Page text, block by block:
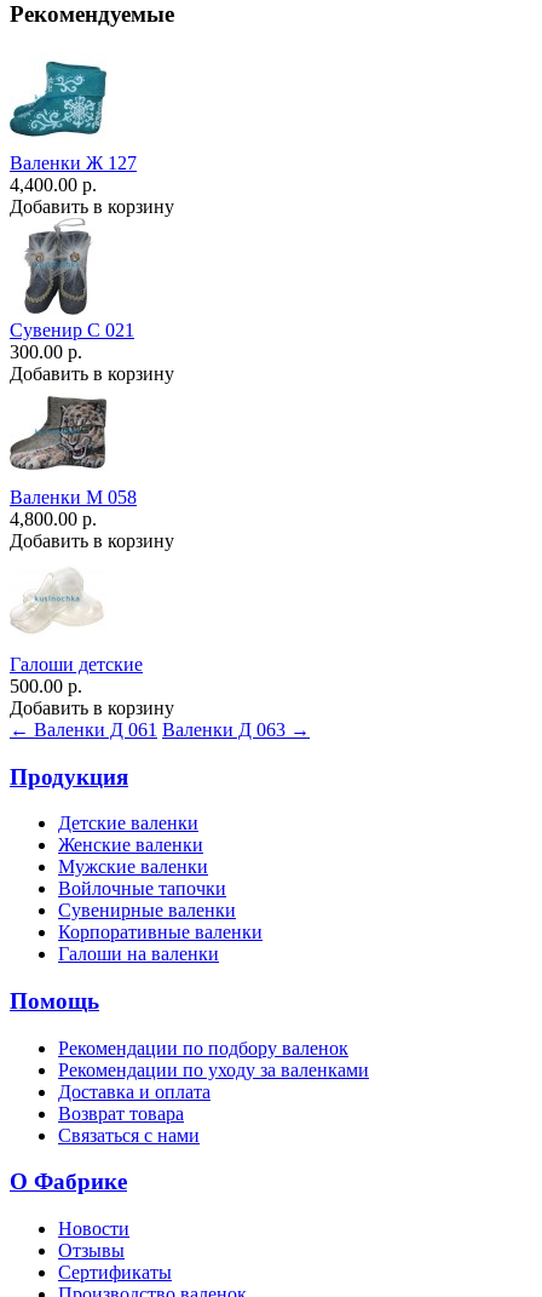
Рекомендуемые
Валенки Ж 127
4,400.00 р.
Добавить в корзину
Сувенир С 021
300.00 р.
Добавить в корзину
Валенки М 058
4,800.00 р.
Добавить в корзину
Галоши детские
500.00 р.
Добавить в корзину
← Валенки Д 061 Валенки Д 063 →
Продукция
Детские валенки
Женские валенки
Мужские валенки
Войлочные тапочки
Сувенирные валенки
Корпоративные валенки
Галоши на валенки
Помощь
Рекомендации по подбору валенок
Рекомендации по уходу за валенками
Доставка и оплата
Возврат товара
Связаться с нами
О Фабрике
Новости
Отзывы
Сертификаты